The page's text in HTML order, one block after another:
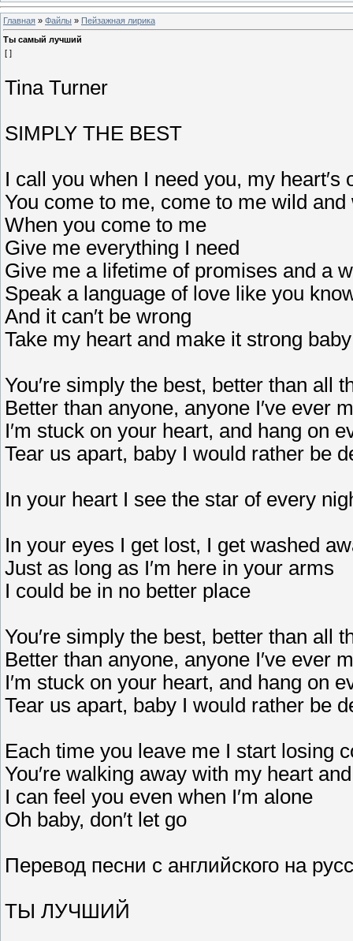
Главная » Файлы » Пейзажная лирика
Ты самый лучший
[ ]
Tina Turner
SIMPLY THE BEST
I call you when I need you, my heart′s
You come to me, come to me wild and
When you come to me
Give me everything I need
Give me a lifetime of promises and a
Speak a language of love like you
And it can′t be wrong
Take my heart and make it strong baby
You′re simply the best, better than all
Better than anyone, anyone I′ve ever
I′m stuck on your heart, and hang on
Tear us apart, baby I would rather be
In your heart I see the star of every
In your eyes I get lost, I get washed
Just as long as I′m here in your arms
I could be in no better place
You′re simply the best, better than all
Better than anyone, anyone I′ve ever
I′m stuck on your heart, and hang on
Tear us apart, baby I would rather be
Each time you leave me I start losing
You′re walking away with my heart
I can feel you even when I′m alone
Oh baby, don′t let go
Перевод песни с английского на
ТЫ ЛУЧШИЙ